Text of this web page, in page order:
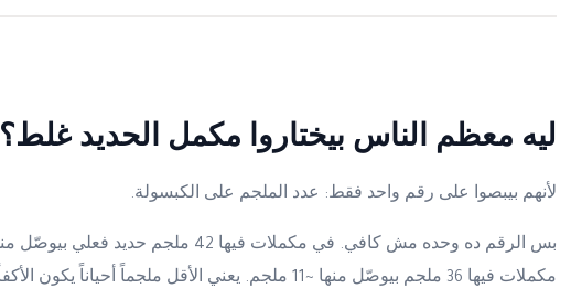
ليه معظم الناس بيختاروا مكمل الحديد غلط؟
لأنهم بيبصوا على رقم واحد فقط: عدد الملجم على الكبسولة.
مكملات فيها 36 ملجم بيوصّل منها ~11 ملجم. يعني الأقل ملجماً أحياناً يكون الأكفأ فعلاً.